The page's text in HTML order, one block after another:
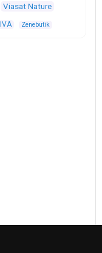
Viasat Nature
Zenebutik